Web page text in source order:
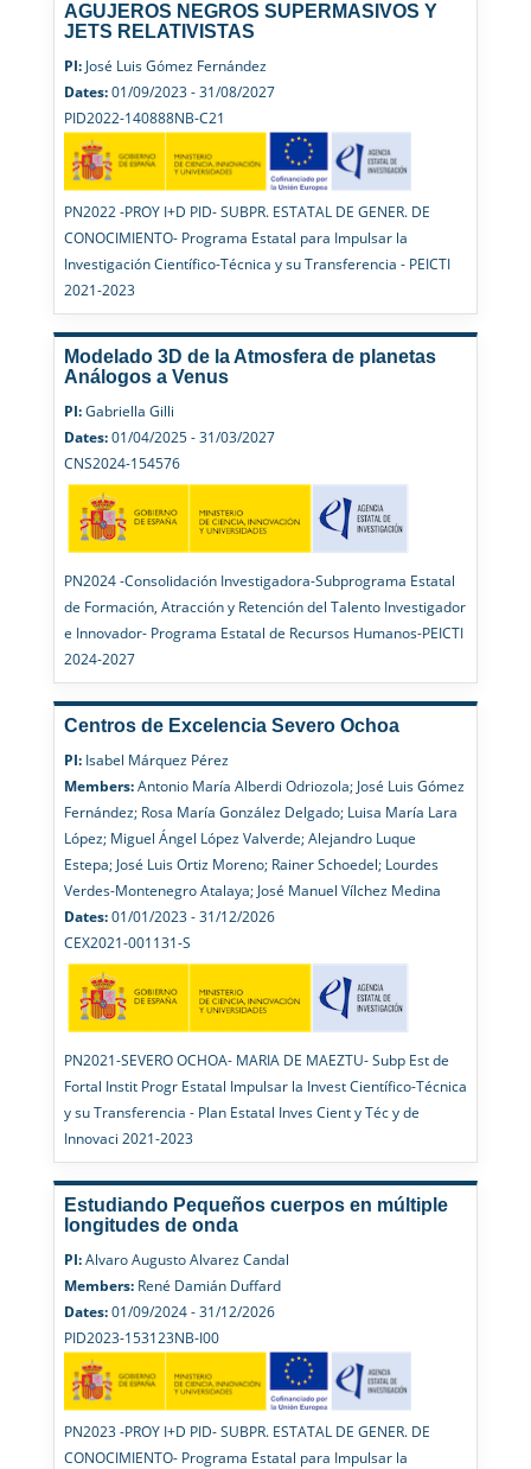
AGUJEROS NEGROS SUPERMASIVOS Y
JETS RELATIVISTAS
PI:José Luis Gómez Fernández
Dates:01/09/2023 - 31/08/2027
PID2022-140888NB-C21
PN2022 -PROY I+D PID- SUBPR. ESTATAL DE GENER. DE
CONOCIMIENTO- Programa Estatal para Impulsar la
Investigación Científico-Técnica y su Transferencia - PEICTI
2021-2023
Modelado 3D de la Atmosfera de planetas
Análogos a Venus
PI:Gabriella Gilli
Dates:01/04/2025 - 31/03/2027
CNS2024-154576
PN2024 -Consolidación Investigadora-Subprograma Estatal
de Formación, Atracción y Retención del Talento Investigador
e Innovador- Programa Estatal de Recursos Humanos-PEICTI
2024-2027
Centros de Excelencia Severo Ochoa
PI:Isabel Márquez Pérez
Members:Antonio María Alberdi Odriozola; José Luis Gómez
Fernández; Rosa María González Delgado; Luisa María Lara
López; Miguel Ángel López Valverde; Alejandro Luque
Estepa; José Luis Ortiz Moreno; Rainer Schoedel; Lourdes
Verdes-Montenegro Atalaya; José Manuel Vílchez Medina
Dates:01/01/2023 - 31/12/2026
CEX2021-001131-S
PN2021-SEVERO OCHOA- MARIA DE MAEZTU- Subp Est de
Fortal Instit Progr Estatal Impulsar la Invest Científico-Técnica
y su Transferencia - Plan Estatal Inves Cient y Téc y de
Innovaci 2021-2023
Estudiando Pequeños cuerpos en múltiple
longitudes de onda
PI:Alvaro Augusto Alvarez Candal
Members:René Damián Duffard
Dates:01/09/2024 - 31/12/2026
PID2023-153123NB-I00
PN2023 -PROY I+D PID- SUBPR. ESTATAL DE GENER. DE
CONOCIMIENTO- Programa Estatal para Impulsar la